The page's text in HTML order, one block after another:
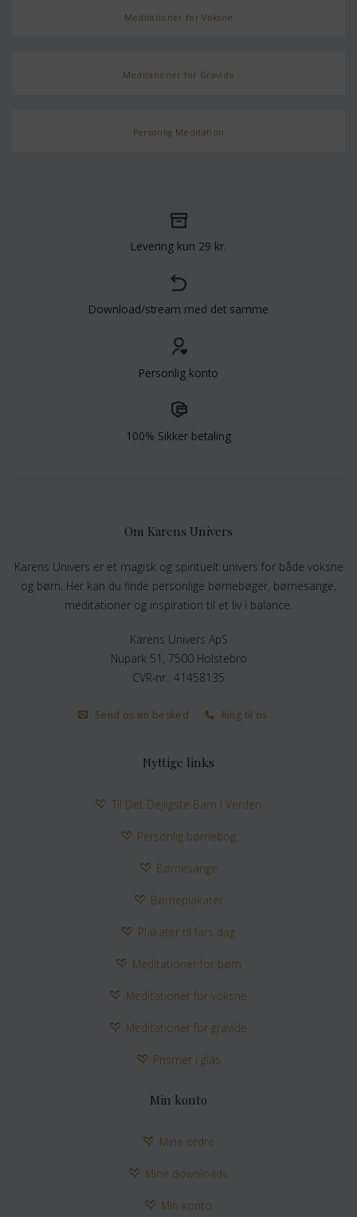
Meditationer for Voksne
Meditationer for Gravide
Personlig Meditation
Levering kun 29 kr.
Download/stream med det samme
Personlig konto
100% Sikker betaling
Om Karens Univers
Karens Univers er et magisk og spirituelt univers for både voksne
og børn. Her kan du finde personlige børnebøger, børnesange,
meditationer og inspiration til et liv i balance.
Karens Univers ApS
Nupark 51, 7500 Holstebro
CVR-nr.: 41458135
Send os en besked Ring til os
Nyttige links
Til Det Dejligste Barn i Verden
Personlig børnebog
Børnesange
Børneplakater
Plakater til fars dag
Meditationer for børn
Meditationer for voksne
Meditationer for gravide
Prismer i glas
Min konto
Mine ordre
Mine downloads
Min konto